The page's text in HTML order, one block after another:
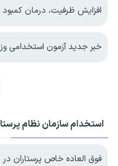
افزایش ظرفیت، درمان کمبود
خبر جدید آزمون استخدامی
استخدام سازمان نظام
فوق العاده خاص پرستاران